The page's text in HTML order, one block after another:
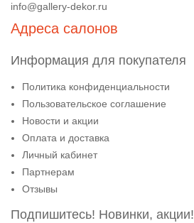
info@gallery-dekor.ru
Адреса салонов
Информация для покупателя
Политика конфиденциальности
Пользовательское соглашение
Новости и акции
Оплата и доставка
Личный кабинет
Партнерам
Отзывы
Подпишитесь! Новинки, акции!